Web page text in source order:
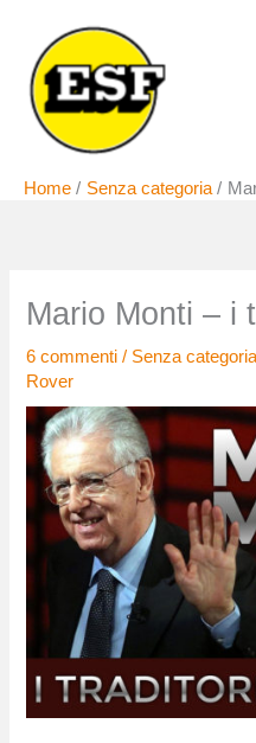
contenuto
Home Senza categoria
Mario Monti – i
6 commenti / Senza
Rover